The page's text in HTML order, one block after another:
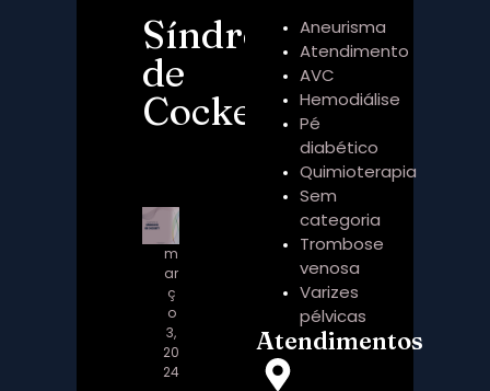
Síndrome
de
Cockett
m
ar
ç
o
3,
20
24
Aneurisma
Atendimento
AVC
Hemodiálise
Pé
diabético
Quimioterapia
Sem
categoria
Trombose
venosa
Varizes
pélvicas
Atendimentos